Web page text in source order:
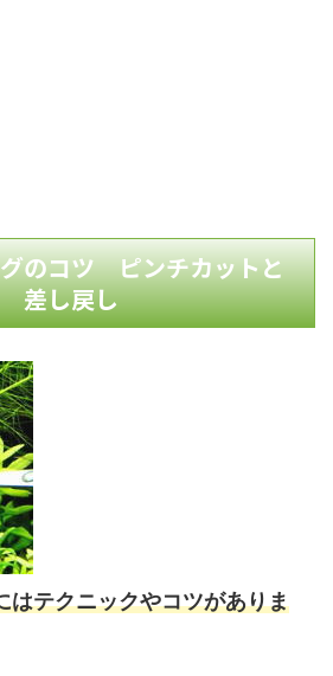
のコツ ピンチカットと
差し戻し
はテクニックやコツがありま